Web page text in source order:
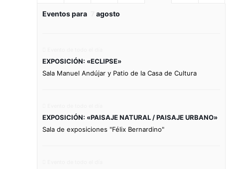
Eventos para agosto
EXPOSICIÓN: «ECLIPSE»
Sala Manuel Andújar y Patio de la Casa de Cultura
EXPOSICIÓN: «PAISAJE NATURAL / PAISAJE URBANO»
Sala de exposiciones "Félix Bernardino"